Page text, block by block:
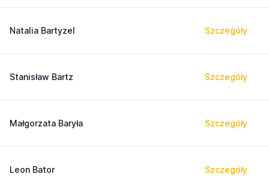
Natalia Bartyzel Szczegóły
Stanisław Bartz Szczegóły
Małgorzata Baryła Szczegóły
Leon Bator Szczegóły